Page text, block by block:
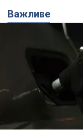
Важливе